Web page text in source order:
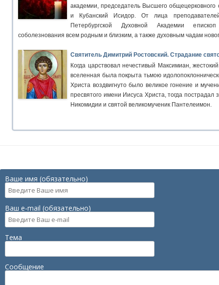
академии, председатель Высшего
и Кубанский Исидор. От лица
Петербургской Духовной Академии
соболезнования всем родным и близким, а также духовным чадам
Святитель Димитрий Ростовский. Страдание
Когда царствовал нечестивый Максимиан,
вселенная была покрыта тьмою
Христа воздвигнуто было великое гонение и
пресвятого имени Иисуса Христа, тогда пострадал
Никомидии и святой великомученик Пантелеимон.
Ваше имя (обязательно)
Ваш e-mail (обязательно)
Тема
Сообщение